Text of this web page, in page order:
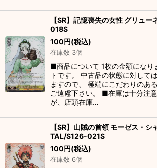
【SR】記憶喪失の女性 グリュ
018S
100円(税込)
在庫数 3個
■商品について 1枚の金額になり
トです。 中古品の状態に対して
ますので、 極端にこだわりのあ
ご遠慮下さい。 ■在庫は十分注
が、店頭在庫…
【SR】山賊の首領 モーゼス・
TAL/S126-021S
100円(税込)
在庫数 6個